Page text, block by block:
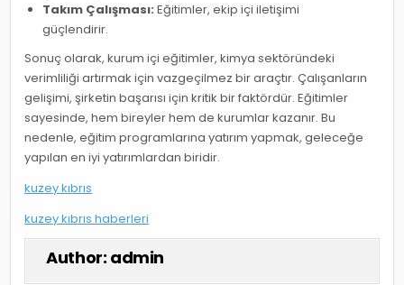
Takım Çalışması: Eğitimler, ekip içi iletişimi
güçlendirir.
Sonuç olarak, kurum içi eğitimler, kimya sektöründeki
verimliliği artırmak için vazgeçilmez bir araçtır. Çalışanların
gelişimi, şirketin başarısı için kritik bir faktördür. Eğitimler
sayesinde, hem bireyler hem de kurumlar kazanır. Bu
nedenle, eğitim programlarına yatırım yapmak, geleceğe
yapılan en iyi yatırımlardan biridir.
kuzey kıbrıs
kuzey kıbrıs haberleri
Author: admin